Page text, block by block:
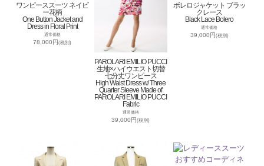
ワンピーススーツ ネイビ
ー花柄
One Button Jacket and
Dress in Floral Print
通常価格
78,000円(税別)
PAROLARI EMILIO PUCCI
生地×ハイウエスト切替
七分丈ワンピース
High Waist Dress w/ Three
Quarter Sleeve Made of
PAROLARI EMILIO PUCCI
Fabric
通常価格
39,000円(税別)
ボレロジャケット ブラッ
クレース
Black Lace Bolero
通常価格
39,000円(税別)